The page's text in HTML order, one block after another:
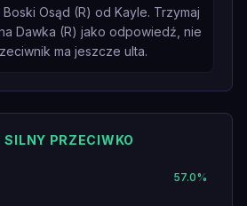
Osąd (R) od Kayle. Trzymaj
Dawka (R) jako odpowiedź, nie
ma jeszcze ulta.
PRZECIWKO
57.0%